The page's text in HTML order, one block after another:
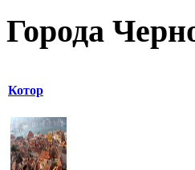
Города
Котор